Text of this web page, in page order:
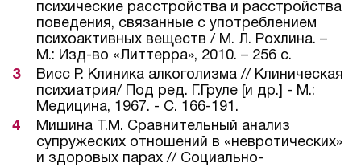
психические расстройства и расстройства
поведения, связанные с употреблением
психоактивных веществ / М. Л. Рохлина. –
М.: Изд-во «Литтерра», 2010. – 256 с.
Висс Р. Клиника алкоголизма // Клиническая
психиатрия/ Под ред. Г.Груле [и др.] - М.:
Медицина, 1967. - С. 166-191.
Мишина Т.М. Сравнительный анализ
супружеских отношений в «невротических»
и здоровых парах // Социально-